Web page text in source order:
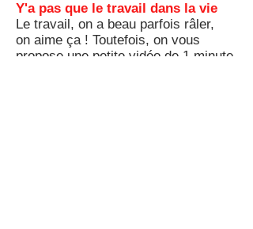
Y'a pas que le travail dans la vie
Le travail, on a beau parfois râler,
on aime ça ! Toutefois, on vous
propose une petite vidéo de 1 minute